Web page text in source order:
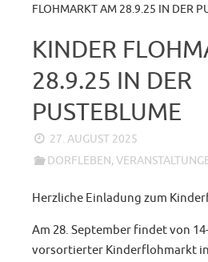
FLOHMARKT AM 28.9.25 IN DER
KINDER
28.9.25 IN DER
PUSTEBLUME
27. AUGUST 2025
DORFLEBEN,
Herzliche Einladung zum
Am 28. September findet von
vorsortierter Kinderflohmarkt